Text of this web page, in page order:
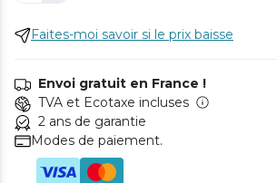
Faites-moi savoir si le prix baisse
Envoi gratuit en France !
TVA et Ecotaxe incluses
2 ans de garantie
Modes de paiement.